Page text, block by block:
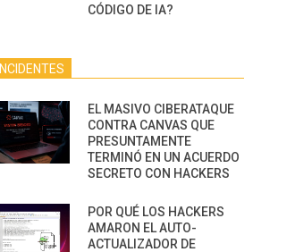
CÓDIGO DE IA?
INCIDENTES
EL MASIVO CIBERATAQUE
CONTRA CANVAS QUE
PRESUNTAMENTE
TERMINÓ EN UN ACUERDO
SECRETO CON HACKERS
POR QUÉ LOS HACKERS
AMARON EL AUTO-
ACTUALIZADOR DE